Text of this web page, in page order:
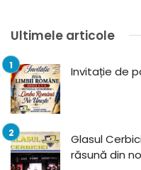
Ultimele articole
Invitație de
Glasul
răsună din